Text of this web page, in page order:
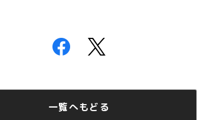
一覧へもどる